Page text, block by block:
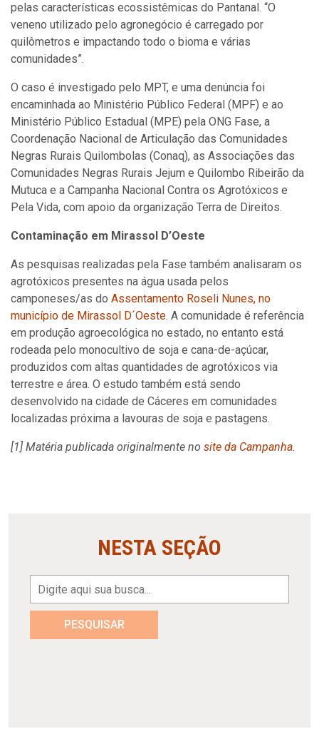
pelas características ecossistêmicas do Pantanal. “O
veneno utilizado pelo agronegócio é carregado por
quilômetros e impactando todo o bioma e várias
comunidades”.
O caso é investigado pelo MPT, e uma denúncia foi
encaminhada ao Ministério Público Federal (MPF) e ao
Ministério Público Estadual (MPE) pela ONG Fase, a
Coordenação Nacional de Articulação das Comunidades
Negras Rurais Quilombolas (Conaq), as Associações das
Comunidades Negras Rurais Jejum e Quilombo Ribeirão da
Mutuca e a Campanha Nacional Contra os Agrotóxicos e
Pela Vida, com apoio da organização Terra de Direitos.
Contaminação em Mirassol D’Oeste
As pesquisas realizadas pela Fase também analisaram os
agrotóxicos presentes na água usada pelos
camponeses/as do Assentamento Roseli Nunes, no
município de Mirassol D´Oeste. A comunidade é referência
em produção agroecológica no estado, no entanto está
rodeada pelo monocultivo de soja e cana-de-açúcar,
produzidos com altas quantidades de agrotóxicos via
terrestre e área. O estudo também está sendo
desenvolvido na cidade de Cáceres em comunidades
localizadas próxima a lavouras de soja e pastagens.
[1] Matéria publicada originalmente no site da Campanha.
NESTA SEÇÃO
PESQUISAR